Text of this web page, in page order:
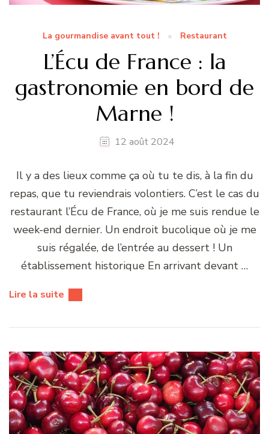
La gourmandise avant tout ! Restaurant
L’Écu de France : la
gastronomie en bord de
Marne !
12 août 2024
Il y a des lieux comme ça où tu te dis, à la fin du
repas, que tu reviendrais volontiers. C’est le cas du
restaurant l’Écu de France, où je me suis rendue le
week-end dernier. Un endroit bucolique où je me
suis régalée, de l’entrée au dessert ! Un
établissement historique En arrivant devant …
Lire la suite